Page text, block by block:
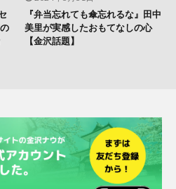
『弁当忘れても傘忘れるな』田中
美里が実感したおもてなしの心
【金沢話題】